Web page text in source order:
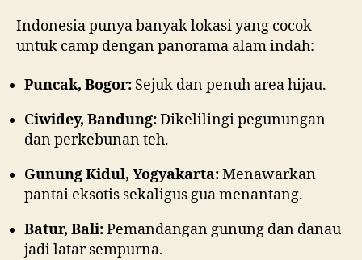
Indonesia punya banyak lokasi yang cocok
untuk camp dengan panorama alam indah:
Puncak, Bogor: Sejuk dan penuh area hijau.
Ciwidey, Bandung:Dikelilingi pegunungan
dan perkebunan teh.
Gunung Kidul, Yogyakarta:Menawarkan
pantai eksotis sekaligus gua menantang.
Batur, Bali:Pemandangan gunung dan danau
jadi latar sempurna.